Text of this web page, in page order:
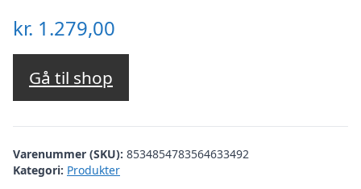
kr. 1.279,00
Gå til shop
Varenummer (SKU): 8534854783564633492
Kategori: Produkter